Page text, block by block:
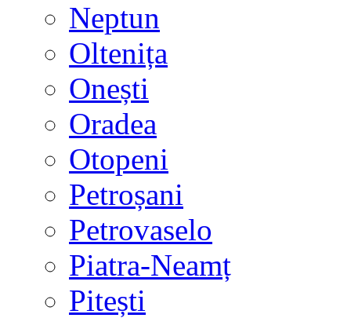
Neptun
Oltenița
Onești
Oradea
Otopeni
Petroșani
Petrovaselo
Piatra-Neamț
Pitești